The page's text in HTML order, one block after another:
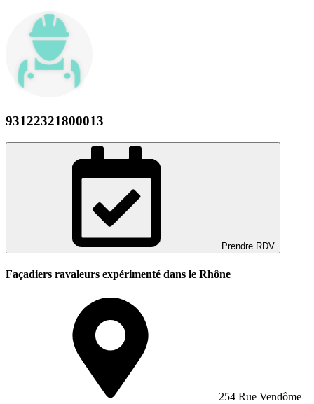
93122321800013
Prendre RDV
Façadiers ravaleurs expérimenté dans le Rhône
254 Rue Vendôme